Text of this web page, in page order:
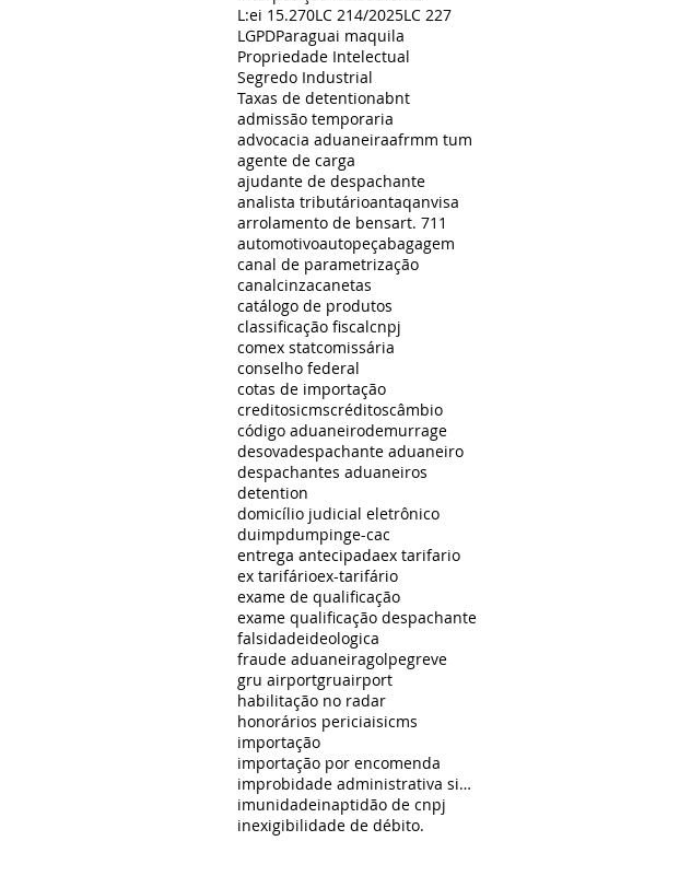
L:ei 15.270LC 214/2025LC 227
LGPDParaguai maquila
Propriedade Intelectual
Segredo Industrial
Taxas de detentionabnt
admissão temporaria
advocacia aduaneiraafrmm tum
agente de carga
ajudante de despachante
analista tributárioantaqanvisa
arrolamento de bensart. 711
automotivoautopeçabagagem
canal de parametrização
canalcinzacanetas
catálogo de produtos
classificação fiscalcnpj
comex statcomissária
conselho federal
cotas de importação
creditosicmscréditoscâmbio
código aduaneirodemurrage
desovadespachante aduaneiro
despachantes aduaneiros
detention
domicílio judicial eletrônico
duimpdumpinge-cac
entrega antecipadaex tarifario
ex tarifárioex-tarifário
exame de qualificação
exame qualificação despachante
falsidadeideologica
fraude aduaneiragolpegreve
gru airportgruairport
habilitação no radar
honorários periciaisicms
importação
importação por encomenda
improbidade administrativa sindical
imunidadeinaptidão de cnpj
inexigibilidade de débito.